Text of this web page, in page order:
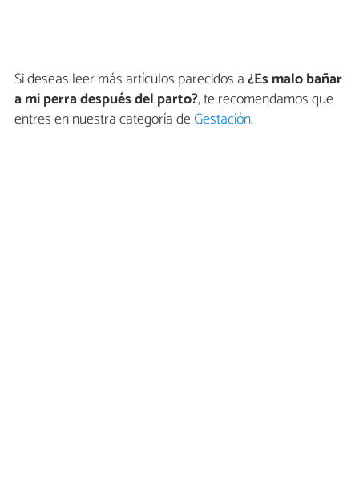
Si deseas leer más artículos parecidos a¿Es malo bañar
a mi perra después del parto?, te recomendamos que
entres en nuestra categoría deGestación.